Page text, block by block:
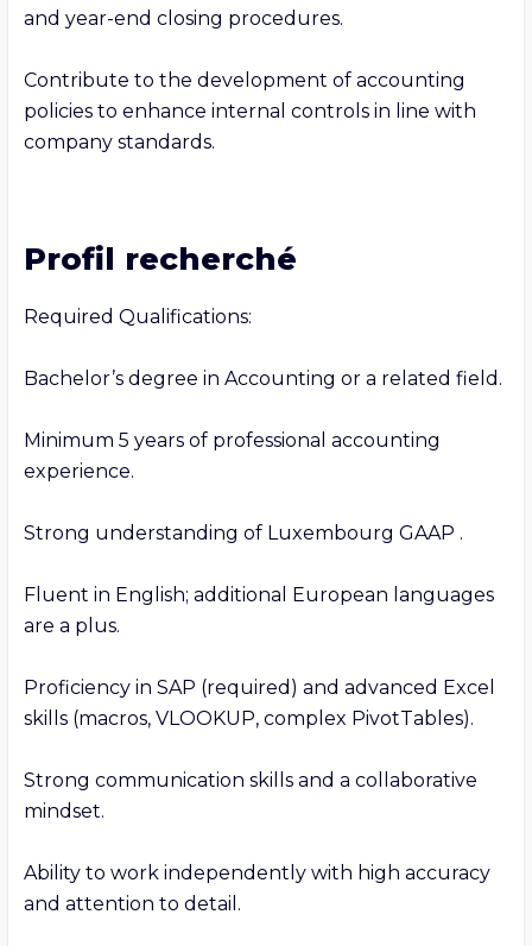
and year-end closing procedures.
Contribute to the development of accounting
policies to enhance internal controls in line with
company standards.
Profil recherché
Required Qualifications:
Bachelor’s degree in Accounting or a related field.
Minimum 5 years of professional accounting
experience.
Strong understanding of Luxembourg GAAP .
Fluent in English; additional European languages
are a plus.
Proficiency in SAP (required) and advanced Excel
skills (macros, VLOOKUP, complex PivotTables).
Strong communication skills and a collaborative
mindset.
Ability to work independently with high accuracy
and attention to detail.